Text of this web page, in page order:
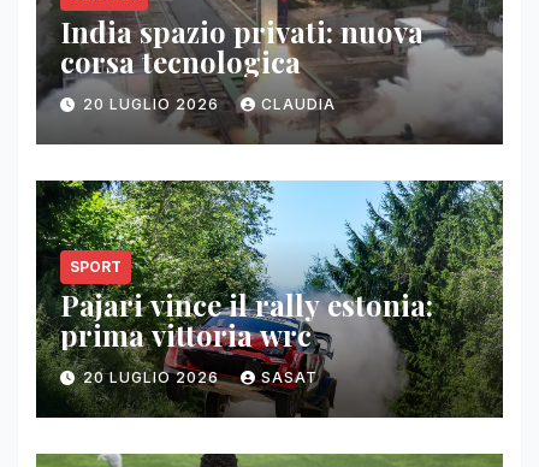
India spazio privati: nuova
corsa tecnologica
20 LUGLIO 2026 CLAUDIA
SPORT
Pajari vince il rally estonia:
prima vittoria wrc
20 LUGLIO 2026 SASAT